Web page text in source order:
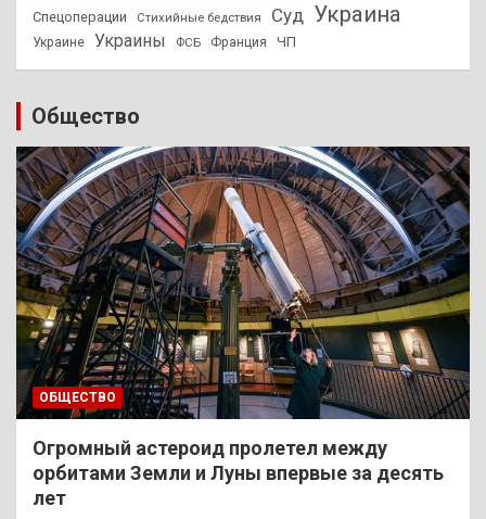
Спецоперации Стихийные бедствия Суд Украина
Украине Украины ФСБ Франция ЧП
Общество
ОБЩЕСТВО
Огромный астероид пролетел между
орбитами Земли и Луны впервые за десять
лет